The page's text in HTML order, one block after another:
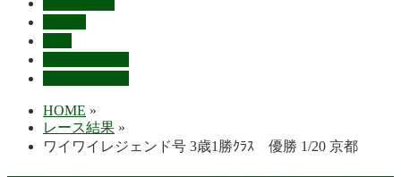
HOME »
レース結果 »
ワイワイレジェンド号 3歳1勝ｸﾗｽ 優勝 1/20 京都